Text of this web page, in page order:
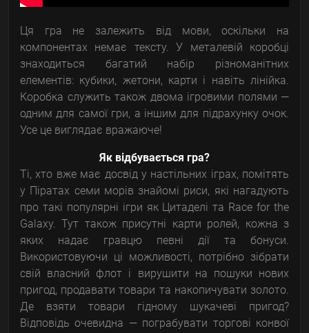
Ця гра не залежить від мови, оскільки на
компонентах немає тексту. У металевій коробці
знаходиться багатий набір різноманітних
елементів: кубики, жетони, карти і навіть лінійка.
Коробка служить також двома ігровими полями —
одним для самої гри, а іншим для підрахунку очок.
Усе це виглядає вражаюче!
Як відбувається гра?
Ті, хто вже має досвід у настільних іграх, помітять
у Піратах семи морів знайомі риси, які нагадують
про такі популярні ігри як Цитаделі та Race for the
Galaxy. Тут також присутні карти ролей, кожна з
яких надає гравцю певні дії та бонуси.
Використовуючи ці можливості, потрібно зібрати
свій власний флот і вирушити на пошуки нових
пригод, продавати товари та накопичувати золото.
Де взяти товари гідному шукачеві пригод?
Відповідь очевидна — пограбувати торгові конвої